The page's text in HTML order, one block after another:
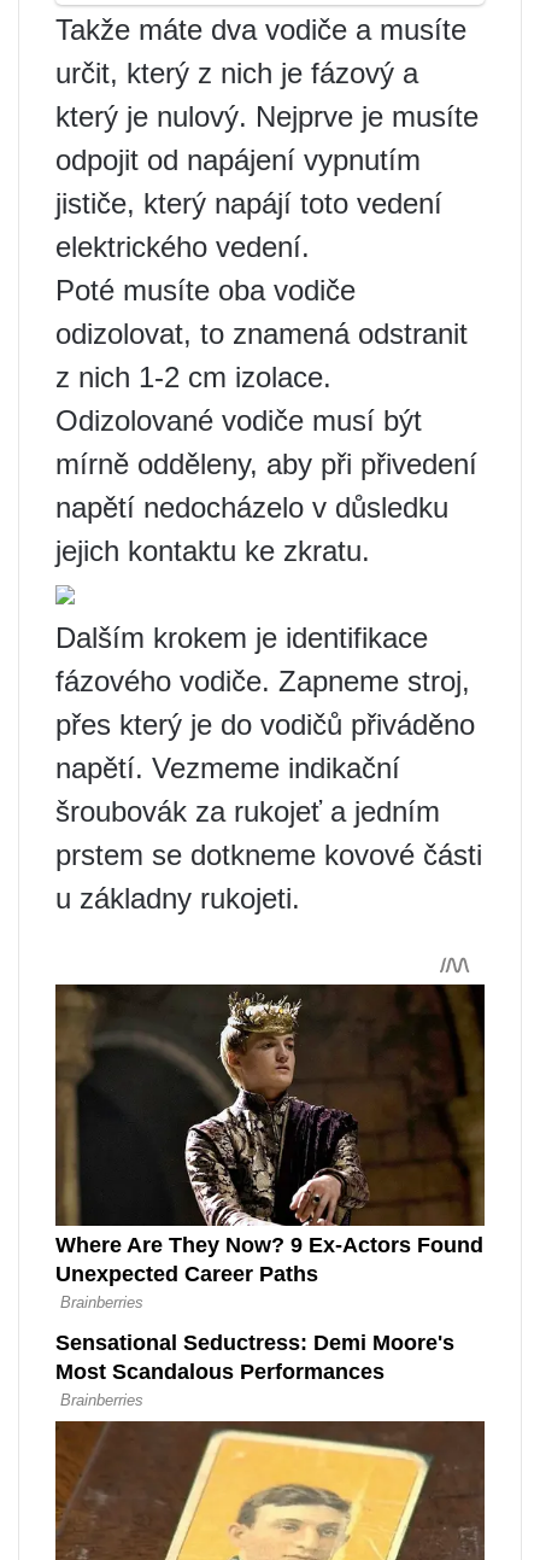
Takže máte dva vodiče a musíte
určit, který z nich je fázový a
který je nulový. Nejprve je musíte
odpojit od napájení vypnutím
jističe, který napájí toto vedení
elektrického vedení.
Poté musíte oba vodiče
odizolovat, to znamená odstranit
z nich 1-2 cm izolace.
Odizolované vodiče musí být
mírně odděleny, aby při přivedení
napětí nedocházelo v důsledku
jejich kontaktu ke zkratu.
Dalším krokem je identifikace
fázového vodiče. Zapneme stroj,
přes který je do vodičů přiváděno
napětí. Vezmeme indikační
šroubovák za rukojeť a jedním
prstem se dotkneme kovové části
u základny rukojeti.